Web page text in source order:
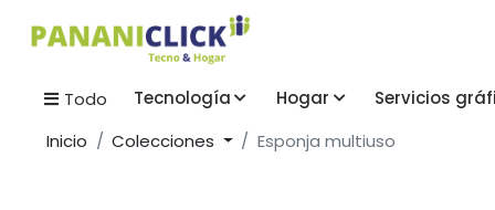
Todo Tecnología Hogar
Servicios
Inicio
Colecciones Esponja multiuso